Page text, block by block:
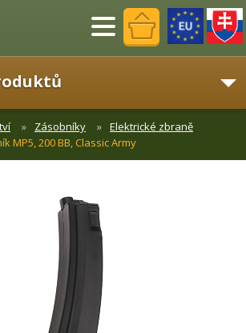
Menu
Zásobníky
Elektrické zbraně
MP5, 200 BB, Classic Army